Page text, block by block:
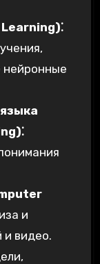
нейронные
и
видео.